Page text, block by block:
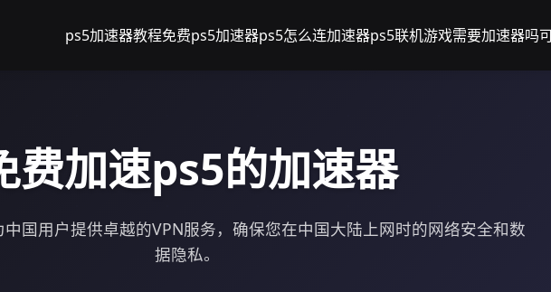
ps5加速器教程免费ps5加速器ps5怎么连加速器ps5联机游戏需要加速器吗
费加速ps5的加速器
国用户提供卓越的VPN服务，确保您在中国大陆上网时的网络安全和数
据隐私。